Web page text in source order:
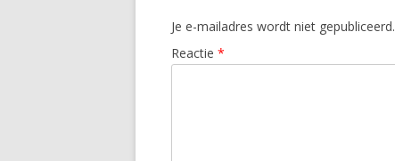
Je e-mailadres wordt niet gepubliceerd.
Reactie *